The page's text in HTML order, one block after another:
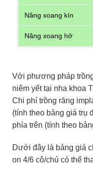
Nâng xoang kín
Nâng xoang hở
Với phương pháp
niêm yết tại nha khoa
Chi phí trồng răng
(tính theo bảng giá trụ
phía trên (tính theo
Dưới đây là bảng giá
on 4/6 cô/chú có thể